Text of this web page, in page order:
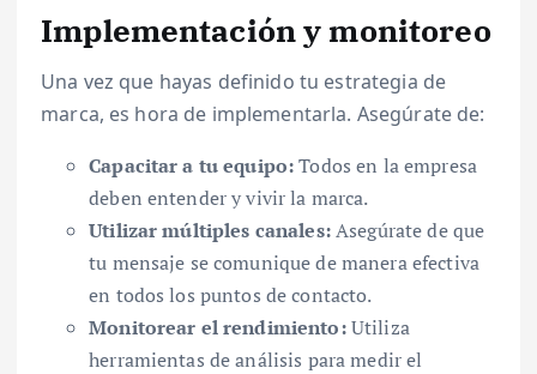
Implementación y monitoreo
Una vez que hayas definido tu estrategia de
marca, es hora de implementarla. Asegúrate de:
Capacitar a tu equipo:Todos en la empresa
deben entender y vivir la marca.
Utilizar múltiples canales:Asegúrate de que
tu mensaje se comunique de manera efectiva
en todos los puntos de contacto.
Monitorear el rendimiento:Utiliza
herramientas de análisis para medir el